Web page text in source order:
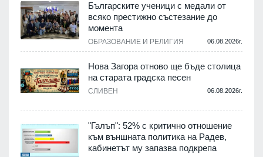
Българските ученици с медали от
всяко престижно състезание до
момента
ОБРАЗОВАНИЕ И РЕЛИГИЯ 06.08.2026г.
Нова Загора отново ще бъде столица
на старата градска песен
СЛИВЕН 06.08.2026г.
"Галъп": 52% с критично отношение
към външната политика на Радев,
кабинетът му запазва подкрепа